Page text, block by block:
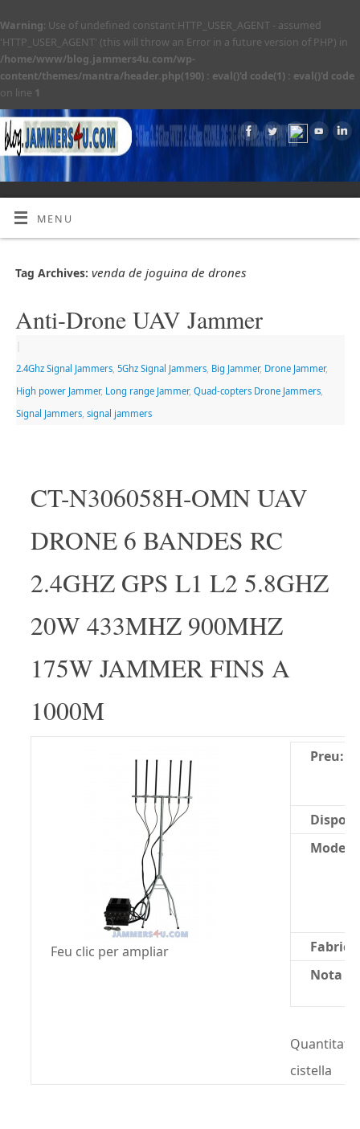
Warning: Use of undefined constant HTTP_USER_AGENT - assumed
'HTTP_USER_AGENT' (this will throw an Error in a future version of PHP) in
/home/www/blog.jammers4u.com/wp-
content/themes/mantra/header.php(190) : eval()'d code(1) : eval()'d code
on line 1
MENU
Tag Archives: venda de joguina de drones
Anti-Drone UAV Jammer
2.4Ghz Signal Jammers, 5Ghz Signal Jammers, Big Jammer, Drone Jammer,
High power Jammer, Long range Jammer, Quad-copters Drone Jammers,
Signal Jammers, signal jammers
CT-N306058H-OMN UAV
DRONE 6 BANDES RC
2.4GHZ GPS L1 L2 5.8GHZ
20W 433MHZ 900MHZ
175W JAMMER FINS A
1000M
Feu clic per ampliar
Preu:
Model:
Nota
Quantitat:
cistella